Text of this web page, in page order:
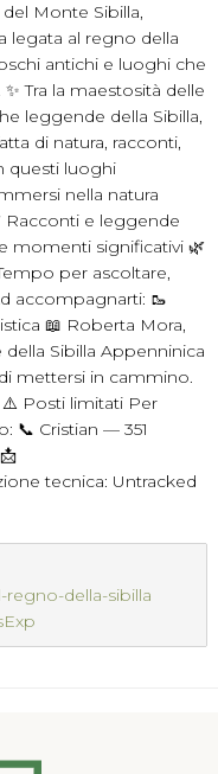
Monte Sibilla,
legata al regno della
antichi e luoghi che
Tra la maestosità delle
leggende della Sibilla,
di natura, racconti,
questi luoghi
nella natura
Racconti e leggende
momenti significativi 🌿
per ascoltare,
accompagnarti: 🥾
📖 Roberta Mora,
Sibilla Appenninica
mettersi in cammino.
⚠️ Posti limitati Per
📞 Cristian — 351
tecnica: Untracked
regno-della-sibilla